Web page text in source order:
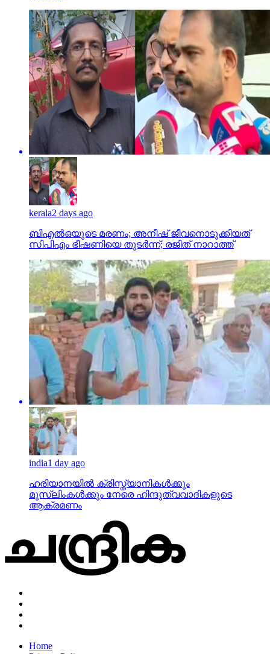
kerala2 days ago
ബിഎല്‍ഒയുടെ മരണം; അനീഷ് ജീവനൊടുക്കിയത്
സിപിഎം ഭീഷണിയെ തുടര്‍ന്ന്; രജിത് നാറാത്ത്
india1 day ago
ഹരിയാനയില്‍ ക്രിസ്ത്യാനികള്‍ക്കും
മുസ്‌ലിംകള്‍ക്കും നേരെ ഹിന്ദുത്വവാദികളുടെ
ആക്രമണം
Home